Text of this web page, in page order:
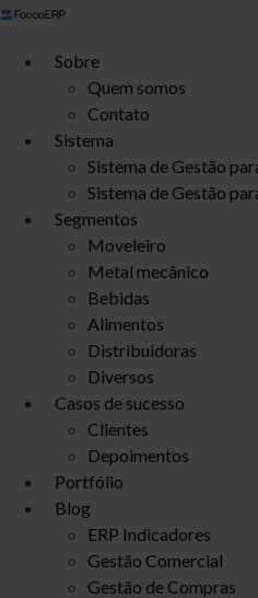
Ir
conteúdo
Sobre
Quem somos
Contato
Sistema
Sistema de Gestão
Sistema de Gestão
Segmentos
Moveleiro
Metal mecânico
Bebidas
Alimentos
Distribuidoras
Diversos
Casos de sucesso
Clientes
Depoimentos
Portfólio
Blog
ERP Indicadores
Gestão Comercial
Gestão de Compras